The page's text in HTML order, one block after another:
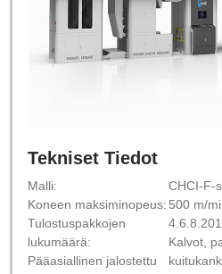
Tekniset Tiedot
Malli:
Koneen maksiminopeus:
Tulostuspakkojen
lukumäärä:
Pääasiallinen jalostettu
CHCI-F-
500 m/
Kalvot,